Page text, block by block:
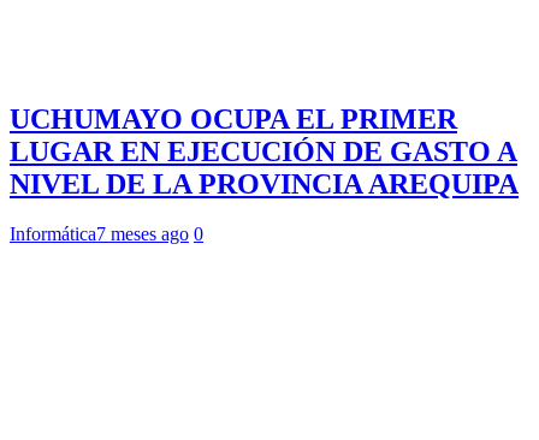
UCHUMAYO OCUPA EL PRIMER
LUGAR EN EJECUCIÓN DE GASTO A
NIVEL DE LA PROVINCIA AREQUIPA
Informática7 meses ago 0